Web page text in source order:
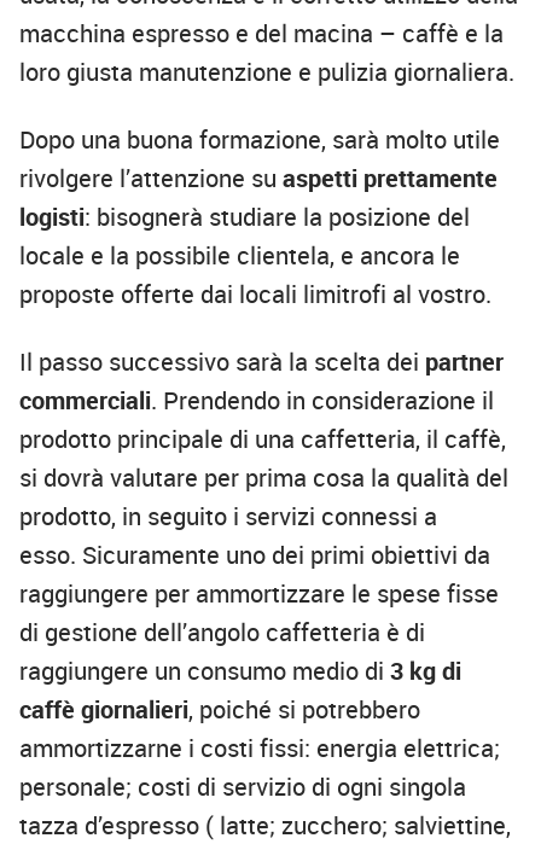
macchina espresso e del macina – caffè e la
loro giusta manutenzione e pulizia giornaliera.
Dopo una buona formazione, sarà molto utile
rivolgere l’attenzione su aspetti prettamente
logisti: bisognerà studiare la posizione del
locale e la possibile clientela, e ancora le
proposte offerte dai locali limitrofi al vostro.
Il passo successivo sarà la scelta dei partner
commerciali. Prendendo in considerazione il
prodotto principale di una caffetteria, il caffè,
si dovrà valutare per prima cosa la qualità del
prodotto, in seguito i servizi connessi a
esso. Sicuramente uno dei primi obiettivi da
raggiungere per ammortizzare le spese fisse
di gestione dell’angolo caffetteria è di
raggiungere un consumo medio di 3 kg di
caffè giornalieri, poiché si potrebbero
ammortizzarne i costi fissi: energia elettrica;
personale; costi di servizio di ogni singola
tazza d’espresso ( latte; zucchero; salviettine,